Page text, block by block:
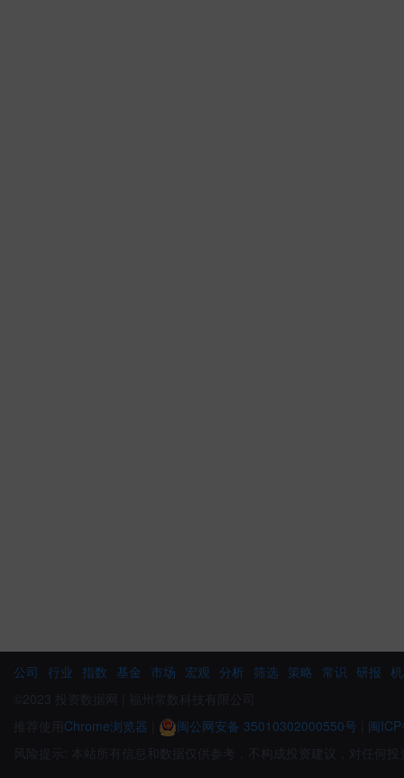
公司 行业 指数 基金 市场 宏观 分析 筛选 策略 常识 研报
©2023 投资数据网 | 福州常数科技有限公司
推荐使用 Chrome浏览器 闽公网安备 35010302000550号
闽
风险提示: 本站所有信息和数据仅供参考，不构成投资建议，对任何